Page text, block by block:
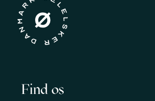
Find os